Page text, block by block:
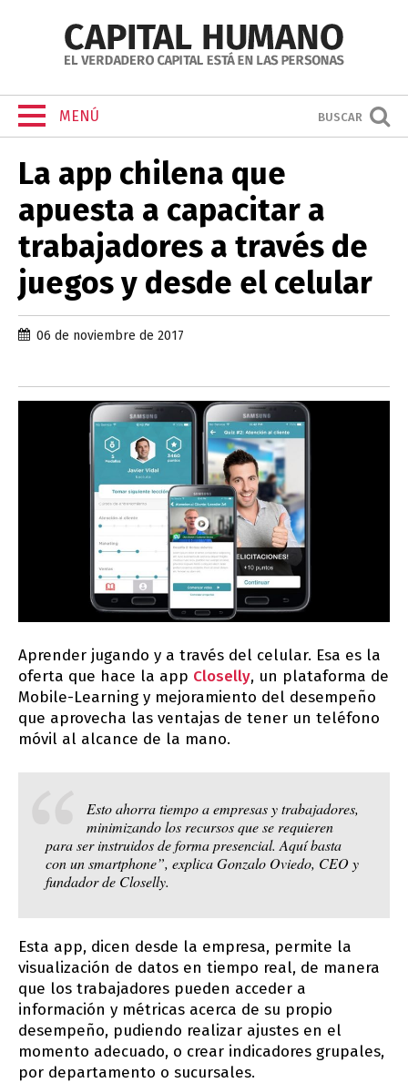
MENÚ BUSCAR
La app chilena que
apuesta a capacitar a
trabajadores a través de
juegos y desde el celular
06 de noviembre de 2017
Aprender jugando y a través del celular. Esa es la
oferta que hace la app Closelly, un plataforma de
Mobile-Learning y mejoramiento del desempeño
que aprovecha las ventajas de tener un teléfono
móvil al alcance de la mano.
Esto ahorra tiempo a empresas y trabajadores,
minimizando los recursos que se requieren
para ser instruidos de forma presencial. Aquí basta
con un smartphone”, explica Gonzalo Oviedo, CEO y
fundador de Closelly.
Esta app, dicen desde la empresa, permite la
visualización de datos en tiempo real, de manera
que los trabajadores pueden acceder a
información y métricas acerca de su propio
desempeño, pudiendo realizar ajustes en el
momento adecuado, o crear indicadores grupales,
por departamento o sucursales.